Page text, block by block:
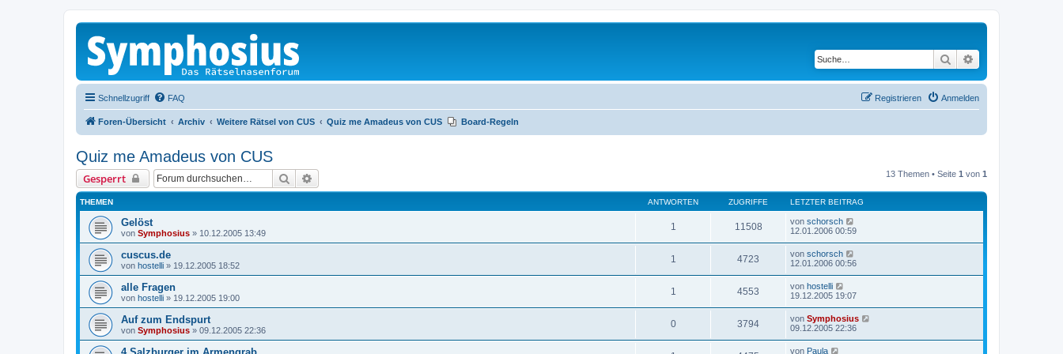
Suche
Schnellzugriff FAQ Anmelden
Registrieren
Foren-Übersicht Archiv Weitere Rätsel von CUS Quiz me Amadeus von CUS Board-Regeln
Quiz me Amadeus von CUS
Gesperrt Suche 13 Themen • Seite 1 von 1
THEMEN ANTWORTEN ZUGRIFFE LETZTER BEITRAG
Gelöst
von Symphosius » 10.12.2005 13:49
1 11508 von schorsch
12.01.2006 00:59
cuscus.de
von hostelli » 19.12.2005 18:52
1 4723 von schorsch
12.01.2006 00:56
alle Fragen
von hostelli » 19.12.2005 19:00
1 4553 von hostelli
19.12.2005 19:07
Auf zum Endspurt
von Symphosius » 09.12.2005 22:36
0 3794 von Symphosius
09.12.2005 22:36
von Paula